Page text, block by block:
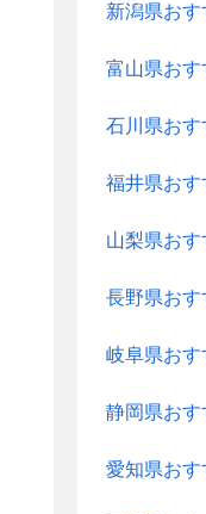
新潟県お
富山県お
石川県お
福井県お
山梨県お
長野県お
岐阜県お
静岡県お
愛知県お